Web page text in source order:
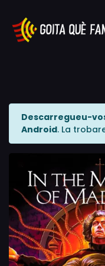
Descarregueu-
Android. La